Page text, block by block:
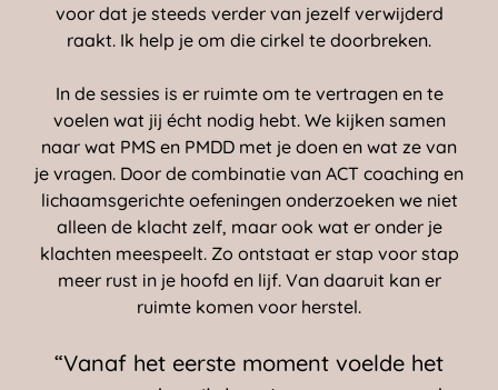
voor dat je steeds verder van jezelf verwijderd
raakt. Ik help je om die cirkel te doorbreken.
In de sessies is er ruimte om te vertragen en te
voelen wat jij écht nodig hebt. We kijken samen
naar wat PMS en PMDD met je doen en wat ze van
je vragen. Door de combinatie van ACT coaching en
lichaamsgerichte oefeningen onderzoeken we niet
alleen de klacht zelf, maar ook wat er onder je
klachten meespeelt. Zo ontstaat er stap voor stap
meer rust in je hoofd en lijf. Van daaruit kan er
ruimte komen voor herstel.
“Vanaf het eerste moment voelde het